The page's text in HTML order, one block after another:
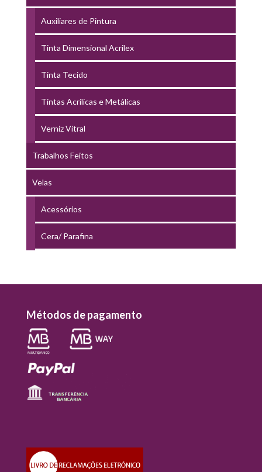
Auxiliares de Pintura
Tinta Dimensional Acrilex
Tinta Tecido
Tintas Acrílicas e Metálicas
Verniz Vitral
Trabalhos Feitos
Velas
Acessórios
Cera/ Parafina
Métodos de pagamento